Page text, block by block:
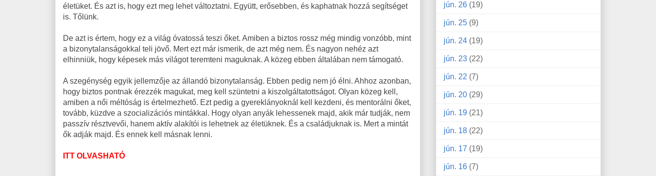
életüket. És azt is, hogy ezt meg lehet változtatni. Együtt, erősebben, és kaphatnak hozzá segítséget
is. Tőlünk.
De azt is értem, hogy ez a világ óvatossá teszi őket. Amiben a biztos rossz még mindig vonzóbb, mint
a bizonytalanságokkal teli jövő. Mert ezt már ismerik, de azt még nem. És nagyon nehéz azt
elhinniük, hogy képesek más világot teremteni maguknak. A közeg ebben általában nem támogató.
A szegénység egyik jellemzője az állandó bizonytalanság. Ebben pedig nem jó élni. Ahhoz azonban,
hogy biztos pontnak érezzék magukat, meg kell szüntetni a kiszolgáltatottságot. Olyan közeg kell,
amiben a női méltóság is értelmezhető. Ezt pedig a gyereklányoknál kell kezdeni, és mentorálni őket,
tovább, küzdve a szocializációs mintákkal. Hogy olyan anyák lehessenek majd, akik már tudják, nem
passzív résztvevői, hanem aktív alakítói is lehetnek az életüknek. És a családjuknak is. Mert a mintát
ők adják majd. És ennek kell másnak lenni.
ITT OLVASHATÓ
jún. 26 (19)
jún. 25 (9)
jún. 24 (19)
jún. 23 (22)
jún. 22 (7)
jún. 20 (29)
jún. 19 (21)
jún. 18 (22)
jún. 17 (19)
jún. 16 (7)